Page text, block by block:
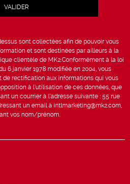
sont collectées afin de pouvoir vous
et sont destinées par ailleurs à la
clientèle de MK2.Conformément à la loi
6 janvier 1978 modifiée en 2004, vous
de rectification aux informations qui vous
à l’utilisation de ces données, que
un courrier à l’adresse suivante : 55 rue
un email à intlmarketing@mk2.com,
vos nom/prénom.